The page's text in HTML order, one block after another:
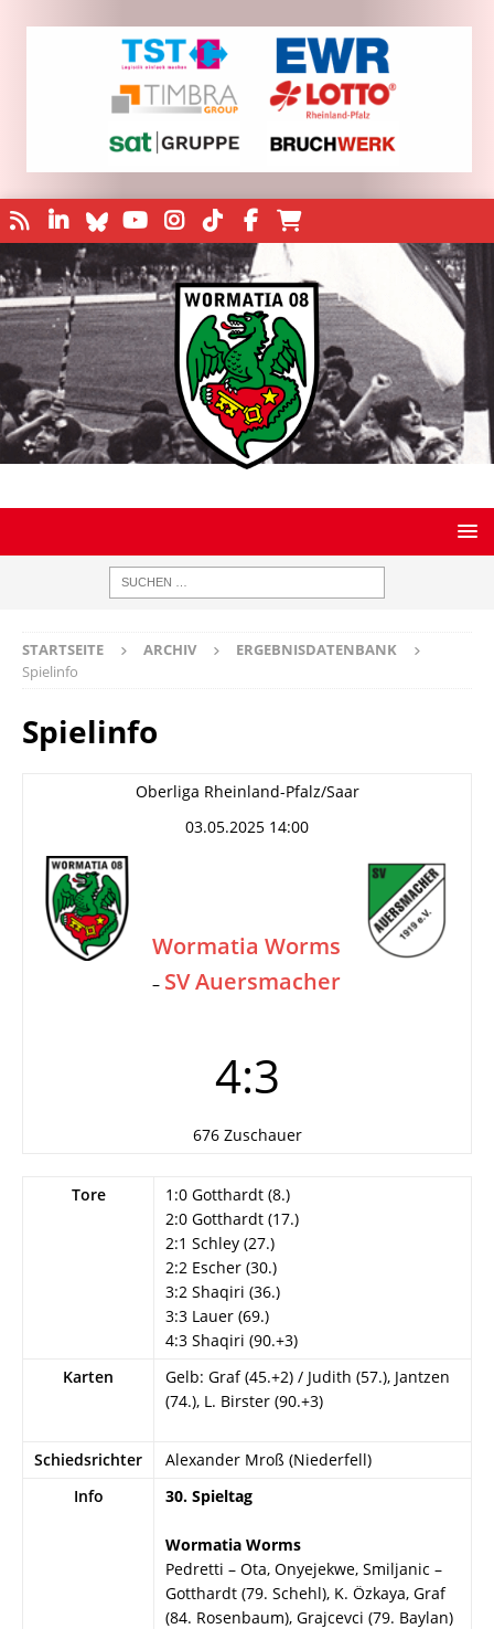
STARTSEITE ARCHIV
ERGEBNISDATENBANK
Spielinfo
Spielinfo
Oberliga Rheinland-Pfalz/Saar
03.05.2025 14:00
Wormatia Worms
– SV Auersmacher
4:3
676 Zuschauer
Tore
1:0 Gotthardt (8.)
2:0 Gotthardt (17.)
2:1 Schley (27.)
2:2 Escher (30.)
3:2 Shaqiri (36.)
3:3 Lauer (69.)
4:3 Shaqiri (90.+3)
Karten
Gelb: Graf (45.+2) / Judith (57.), Jantzen
(74.), L. Birster (90.+3)
Schiedsrichter
Alexander Mroß (Niederfell)
Info
30. Spieltag
Wormatia Worms
Pedretti – Ota, Onyejekwe, Smiljanic –
Gotthardt (79. Schehl), K. Özkaya, Graf
(84. Rosenbaum), Grajcevci (79. Baylan)